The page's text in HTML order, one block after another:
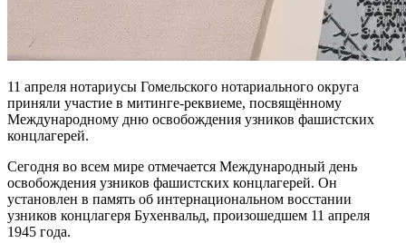
11 апреля нотариусы Гомельского нотариального округа
приняли участие в митинге-реквиеме, посвящённому
Международному дню освобождения узников фашистских
концлагерей.
Сегодня во всем мире отмечается Международный день
освобождения узников фашистских концлагерей. Он
установлен в память об интернациональном восстании
узников концлагеря Бухенвальд, произошедшем 11 апреля
1945 года.